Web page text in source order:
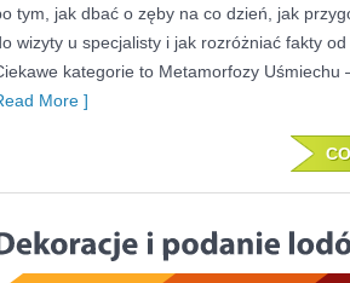
tym, jak dbać o zęby na co dzień, jak
wizyty u specjalisty i jak rozróżniać fakty od
kategorie to Metamorfozy Uśmiechu
More ]